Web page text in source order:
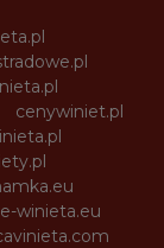
cenywiniet.pl
e-winieta.eu